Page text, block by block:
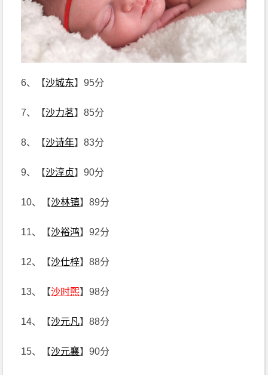
6、【沙城东】95分
7、【沙力茗】85分
8、【沙诗年】83分
9、【沙淳贞】90分
10、【沙林镇】89分
11、【沙裕鸿】92分
12、【沙仕梓】88分
13、【沙时熙】98分
14、【沙元凡】88分
15、【沙元襄】90分